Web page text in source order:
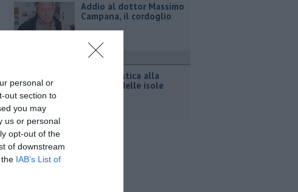
personal or
out section to
you may
us or personal
opt-out of the
of downstream
IAB’s List of
Addio al dottor Massimo
Campana, il cordoglio
Gara podistica alla
scoperta delle isole